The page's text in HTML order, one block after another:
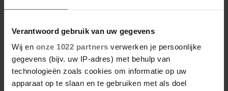
Verantwoord gebruik van uw gegevens
Wij en onze 1022 partners verwerken je persoonlijke
gegevens (bijv. uw IP-adres) met behulp van
technologieën zoals cookies om informatie op uw
apparaat op te slaan en te gebruiken met als doel